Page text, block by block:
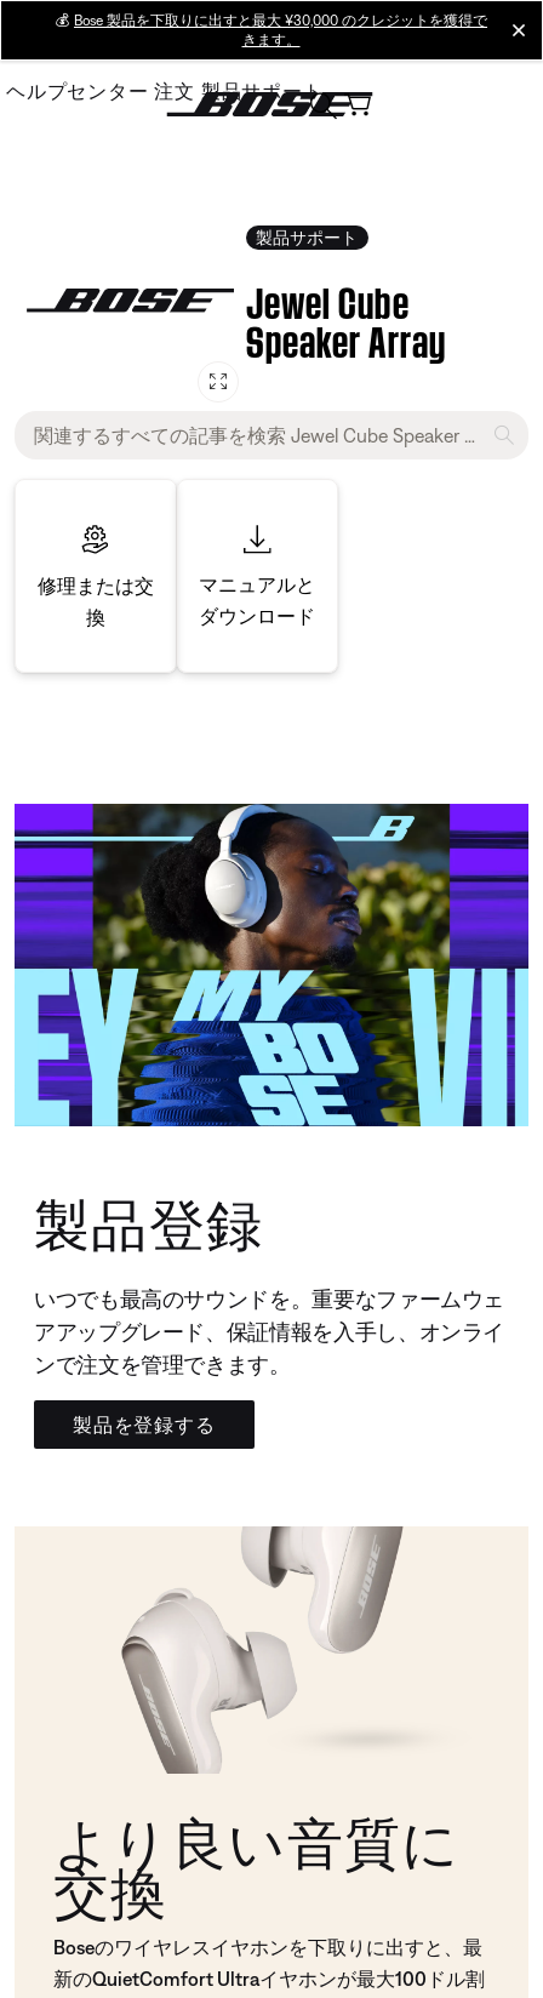
Main
💰 Bose 製品を下取りに出すと最大 ¥30,000 のクレジットを獲得で
きます。
ヘルプセンター 注文 製品サポート
製品サポート
Jewel Cube
Speaker Array
修理または交
換
マニュアルと
ダウンロード
製品登録
いつでも最高のサウンドを。重要なファームウェ
アアップグレード、保証情報を入手し、オンライ
ンで注文を管理できます。
製品を登録する
より良い音質に
交換
Boseのワイヤレスイヤホンを下取りに出すと、最
新のQuietComfort Ultraイヤホンが最大100ドル割